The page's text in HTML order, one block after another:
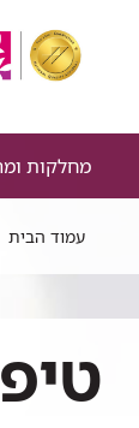
מחלקות
עמוד הבית